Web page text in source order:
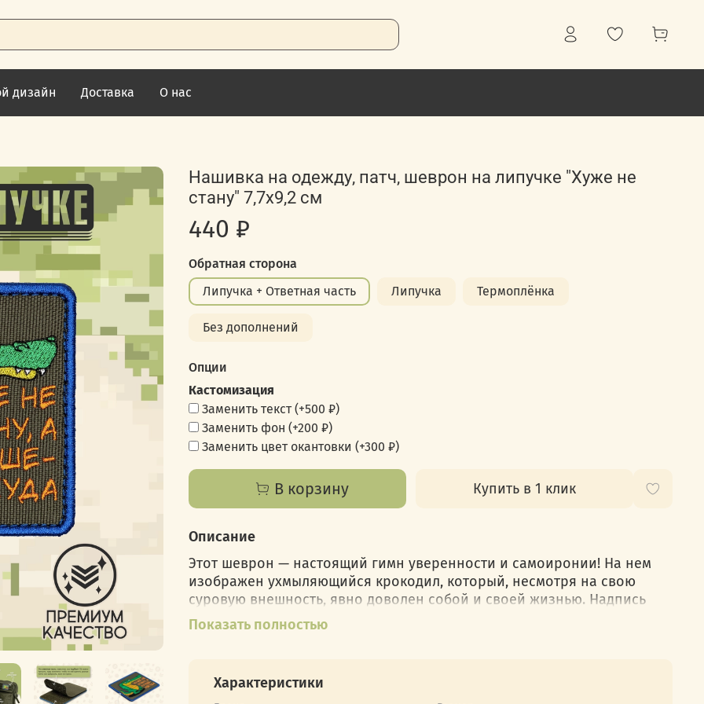
дизайн Доставка О нас
Нашивка на одежду, патч, шеврон на липучке "Хуже не
стану" 7,7х9,2 см
440 ₽
Обратная сторона
Липучка + Ответная часть
Липучка Термоплёнка
Без дополнений
Опции
Кастомизация
Заменить текст(+500 ₽)
Заменить фон (+200 ₽)
Заменить цвет окантовки (+300 ₽)
В корзину Купить в 1 клик
Описание
Этот шеврон — настоящий гимн уверенности и самоиронии! На нем
изображен ухмыляющийся крокодил, который, несмотря на свою
суровую внешность, явно доволен собой и своей жизнью. Надпись
"Хуже не стану, а лучше — некуда" подчеркивает его философский
какой он есть, и не стремится к постоянным изменениям или
Показать полностью
Характеристики